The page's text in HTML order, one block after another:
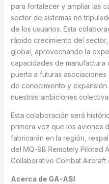
para fortalecer y ampliar las
sector de sistemas no
de los usuarios. Esta
rápido crecimiento del
global, aprovechando la
capacidades de manufactura
puerta a futuras
de conocimiento y
nuestras ambiciones
Esta colaboración será
primera vez que los aviones
fabricarán en la región,
del MQ-9B Remotely Piloted
Collaborative Combat
Acerca de GA-ASI